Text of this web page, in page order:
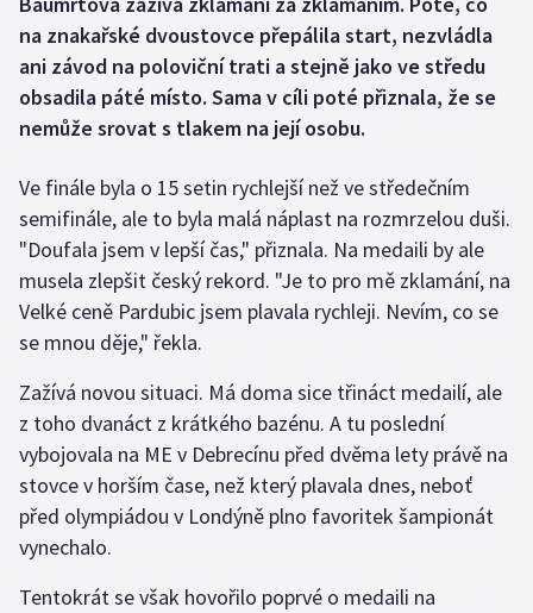
Boby a skeleton
Box
Curling
Cyklistika
Dostihy
Florbal
Futsal
Golf
Gymnastika
Házená
Jezdectví
na znakařské dvoustovce přepálila start, nezvládla
ani závod na poloviční trati a stejně jako ve středu
obsadila páté místo. Sama v cíli poté přiznala, že se
nemůže srovat s tlakem na její osobu.
Ve finále byla o 15 setin rychlejší než ve středečním
semifinále, ale to byla malá náplast na rozmrzelou duši.
"Doufala jsem v lepší čas," přiznala. Na medaili by ale
musela zlepšit český rekord. "Je to pro mě zklamání, na
Velké ceně Pardubic jsem plavala rychleji. Nevím, co se
se mnou děje," řekla.
Zažívá novou situaci. Má doma sice třináct medailí, ale
z toho dvanáct z krátkého bazénu. A tu poslední
vybojovala na ME v Debrecínu před dvěma lety právě na
stovce v horším čase, než který plavala dnes, neboť
před olympiádou v Londýně plno favoritek šampionát
vynechalo.
Tentokrát se však hovořilo poprvé o medaili na